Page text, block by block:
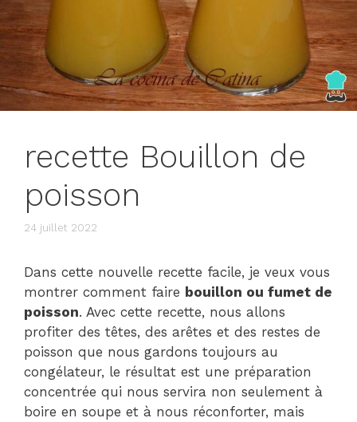
recette Bouillon de
poisson
24 juillet 2022
Dans cette nouvelle recette facile, je veux vous
montrer comment faire bouillon ou fumet de
poisson. Avec cette recette, nous allons
profiter des têtes, des arêtes et des restes de
poisson que nous gardons toujours au
congélateur, le résultat est une préparation
concentrée qui nous servira non seulement à
boire en soupe et à nous réconforter, mais